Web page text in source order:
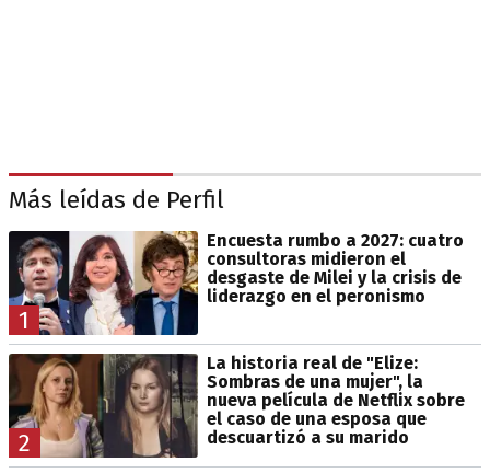
Más leídas de Perfil
1
Encuesta rumbo a 2027: cuatro
consultoras midieron el
desgaste de Milei y la crisis de
liderazgo en el peronismo
2
La historia real de "Elize:
Sombras de una mujer", la
nueva película de Netflix sobre
el caso de una esposa que
descuartizó a su marido